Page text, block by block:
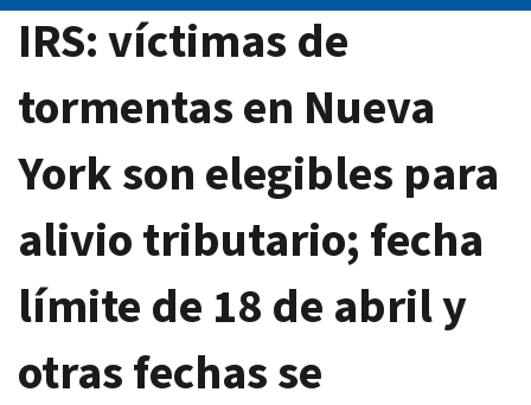
IRS: víctimas de
tormentas en Nueva
York son elegibles para
alivio tributario; fecha
límite de 18 de abril y
otras fechas se